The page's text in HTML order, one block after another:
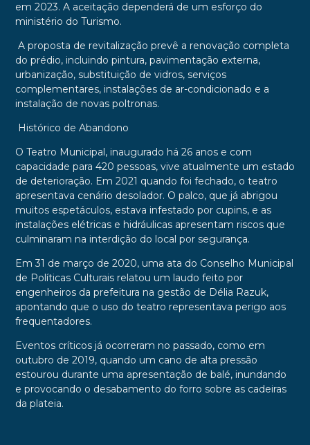
em 2023. A aceitação dependerá de um esforço do
ministério do Turismo.
A proposta de revitalização prevê a renovação completa
do prédio, incluindo pintura, pavimentação externa,
urbanização, substituição de vidros, serviços
complementares, instalações de ar-condicionado e a
instalação de novas poltronas.
Histórico de Abandono
O Teatro Municipal, inaugurado há 26 anos e com
capacidade para 420 pessoas, vive atualmente um estado
de deterioração. Em 2021 quando foi fechado, o teatro
apresentava cenário desolador. O palco, que já abrigou
muitos espetáculos, estava infestado por cupins, e as
instalações elétricas e hidráulicas apresentam riscos que
culminaram na interdição do local por segurança.
Em 31 de março de 2020, uma ata do Conselho Municipal
de Políticas Culturais relatou um laudo feito por
engenheiros da prefeitura na gestão de Délia Razuk,
apontando que o uso do teatro representava perigo aos
frequentadores.
Eventos críticos já ocorreram no passado, como em
outubro de 2019, quando um cano de alta pressão
estourou durante uma apresentação de balé, inundando
e provocando o desabamento do forro sobre as cadeiras
da plateia.